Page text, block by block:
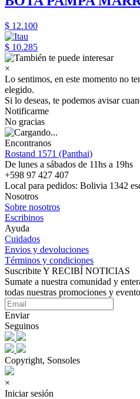
$ 12.100
$ 10.285
×
Lo sentimos, en este momento no
elegido.
Si lo deseas, te podemos avisar
Notificarme
No gracias
Encontranos
Rostand 1571 (Panthai)
De lunes a sábados de 11hs a 19hs
+598 97 427 407
Local para pedidos: Bolivia 1342
Nosotros
Sobre nosotros
Escribinos
Ayuda
Cuidados
Envios y devoluciones
Términos y condiciones
Suscribite Y RECIBÍ NOTICIAS
Sumate a nuestra comunidad y
todas nuestras promociones y
Enviar
Seguinos
Copyright, Sonsoles
×
Iniciar sesión